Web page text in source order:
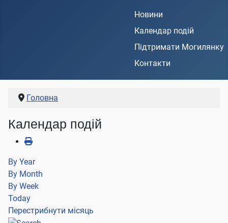
Новини
Календар подій
Підтримати Могилянку
Контакти
Головна
Календар подій
By Year
By Month
By Week
Today
Перестрибнути місяць